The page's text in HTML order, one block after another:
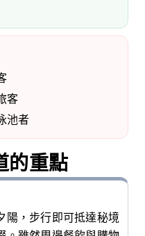
客
池者
的重點
陽，步行即可抵達秘境